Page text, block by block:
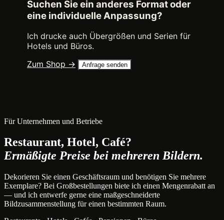
Suchen Sie ein anderes Format oder
eine individuelle Anpassung?
Ich drucke auch Übergrößen und Serien für
Hotels und Büros.
Zum Shop →
Anfrage senden
Für Unternehmen und Betriebe
Restaurant, Hotel, Café?
Ermäßigte Preise bei mehreren Bildern.
Dekorieren Sie einen Geschäftsraum und benötigen Sie mehrere
Exemplare? Bei Großbestellungen biete ich einen Mengenrabatt an
— und ich entwerfe gerne eine maßgeschneiderte
Bildzusammenstellung für einen bestimmten Raum.